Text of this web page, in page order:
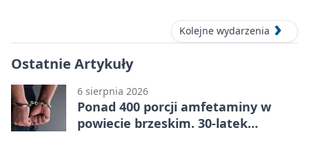
Kolejne wydarzenia
Ostatnie Artykuły
6 sierpnia 2026
Ponad 400 porcji amfetaminy w
powiecie brzeskim. 30-latek